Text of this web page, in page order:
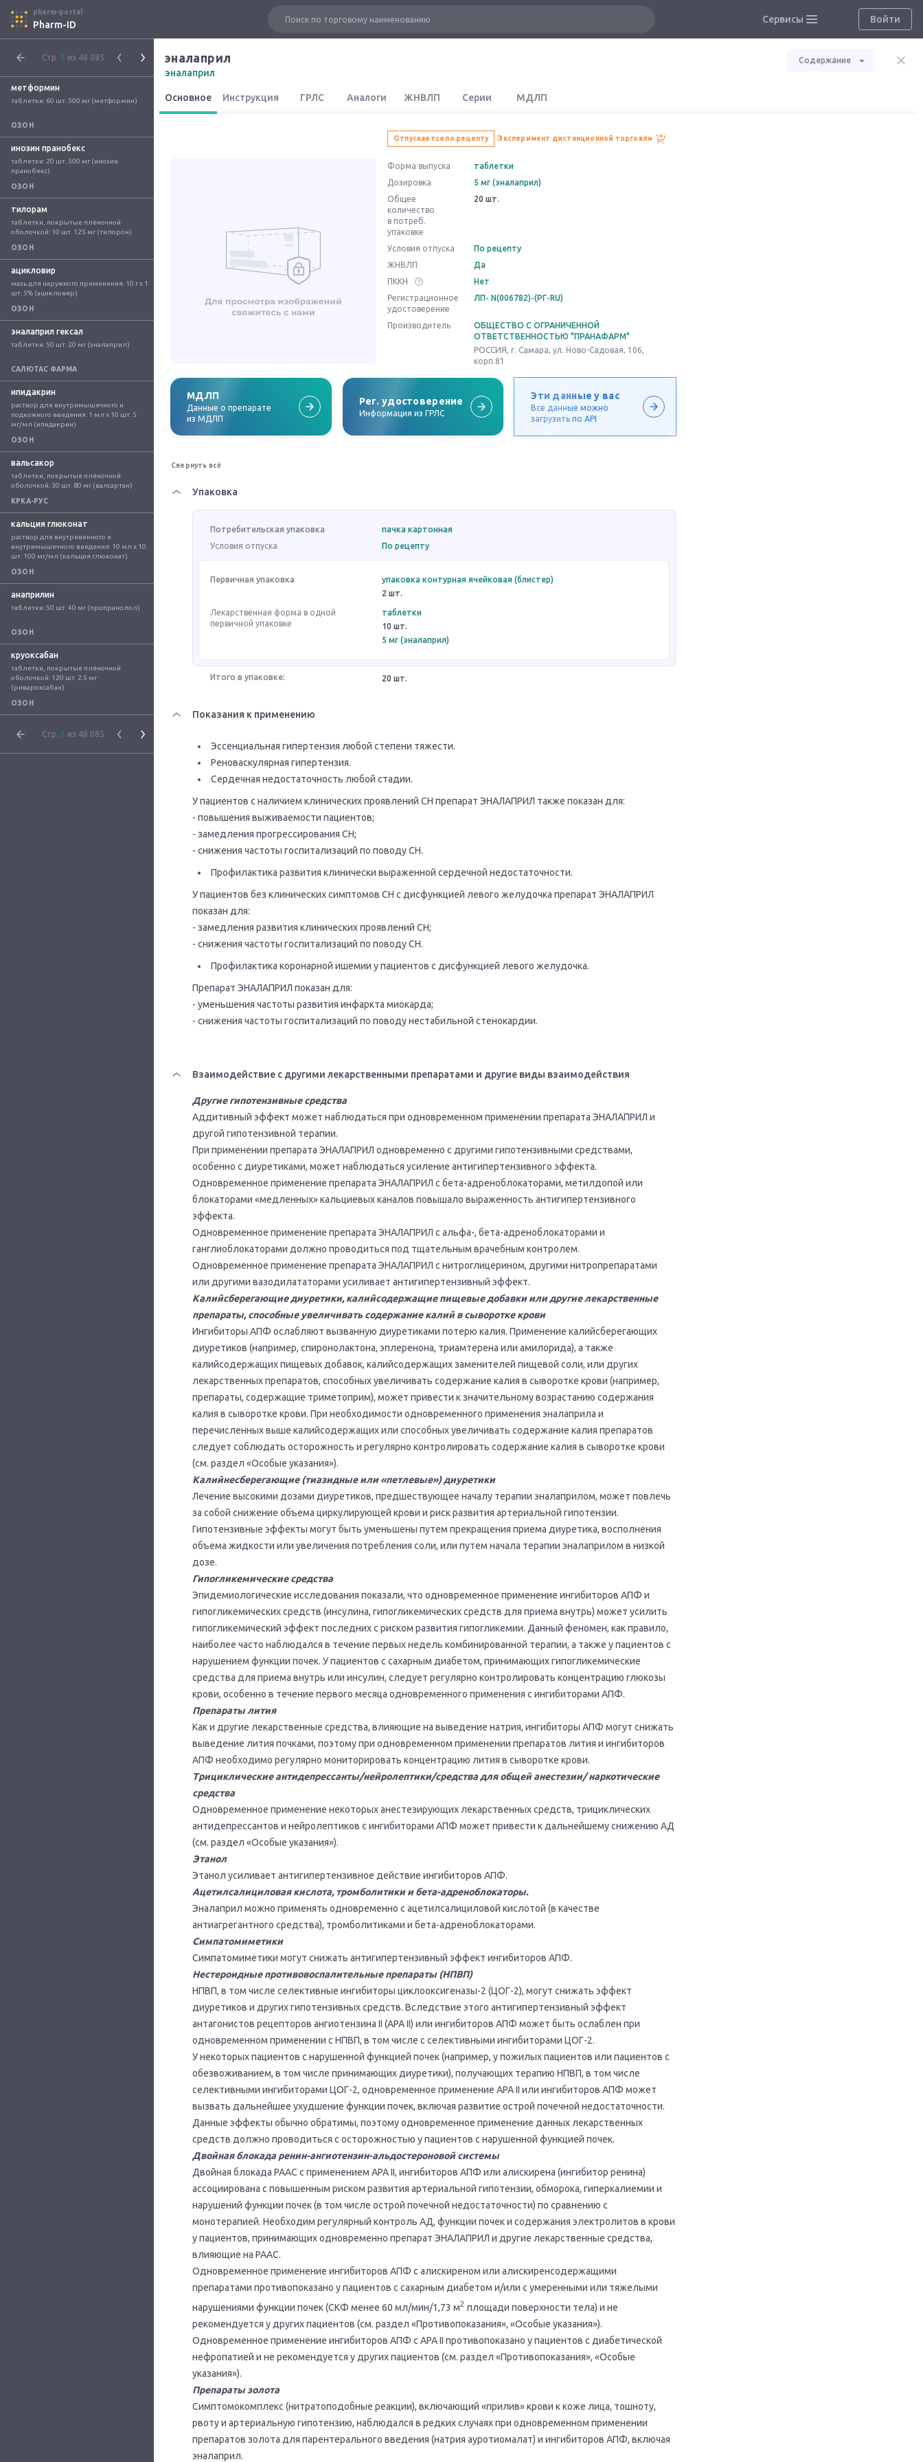
pharm-portal
Pharm-ID Сервисы Войти
Стр. 1 из 48 085
метформин
таблетки: 60 шт. 500 мг (метформин)
ОЗОН
инозин пранобекс
таблетки: 20 шт. 500 мг (инозин
пранобекс)
ОЗОН
тилорам
таблетки, покрытые плёночной
оболочкой: 10 шт. 125 мг (тилорон)
ОЗОН
ацикловир
мазь для наружного применения: 10 г x 1
шт. 5% (ацикловир)
ОЗОН
эналаприл гексал
таблетки: 50 шт. 20 мг (эналаприл)
САЛЮТАС ФАРМА
ипидакрин
раствор для внутримышечного и
подкожного введения: 1 мл x 10 шт. 5
мг/мл (ипидакрин)
ОЗОН
вальсакор
таблетки, покрытые плёночной
оболочкой: 30 шт. 80 мг (валсартан)
КРКА-РУС
кальция глюконат
раствор для внутривенного и
внутримышечного введения: 10 мл x 10
шт. 100 мг/мл (кальция глюконат)
ОЗОН
анаприлин
таблетки: 50 шт. 40 мг (пропранолол)
ОЗОН
круоксабан
таблетки, покрытые плёночной
оболочкой: 120 шт. 2.5 мг
(ривароксабан)
ОЗОН
Стр. 1 из 48 085
эналаприл
эналаприл
Содержание
Основное Инструкция ГРЛС Аналоги ЖНВЛП Серии МДЛП
Отпускается по рецепту Эксперимент дистанционной торговли
Форма выпуска
таблетки
Дозировка
5 мг (эналаприл)
Общее
количество
в потреб.
упаковке
20 шт.
Условия отпуска
По рецепту
ЖНВЛП
Да
ПККН
Нет
Регистрационное
удостоверение
ЛП- N(006782)-(РГ-RU)
Производитель
ОБЩЕСТВО С ОГРАНИЧЕННОЙ
ОТВЕТСТВЕННОСТЬЮ "ПРАНАФАРМ"
РОССИЯ, г. Самара, ул. Ново-Садовая, 106,
корп.81
МДЛП
Данные о препарате
из МДЛП
Рег. удостоверение
Информация из ГРЛС
Эти данные у вас
Все данные можно
загрузить по API
Свернуть всё
Упаковка
Потребительская упаковка
пачка картонная
Условия отпуска
По рецепту
Первичная упаковка
упаковка контурная ячейковая (блистер)
2 шт.
Лекарственная форма в одной
первичной упаковке
таблетки
10 шт.
5 мг (эналаприл)
Итого в упаковке: 20 шт.
Показания к применению
Эссенциальная гипертензия любой степени тяжести.
Реноваскулярная гипертензия.
Сердечная недостаточность любой стадии.
У пациентов с наличием клинических проявлений СН препарат ЭНАЛАПРИЛ также показан для:
- повышения выживаемости пациентов;
- замедления прогрессирования CH;
- снижения частоты госпитализаций по поводу СН.
Профилактика развития клинически выраженной сердечной недостаточности.
У пациентов без клинических симптомов СН с дисфункцией левого желудочка препарат ЭНАЛАПРИЛ
показан для:
- замедления развития клинических проявлений CH;
- снижения частоты госпитализаций по поводу СН.
Профилактика коронарной ишемии у пациентов с дисфункцией левого желудочка.
Препарат ЭНАЛАПРИЛ показан для:
- уменьшения частоты развития инфаркта миокарда;
- снижения частоты госпитализаций по поводу нестабильной стенокардии.
Взаимодействие с другими лекарственными препаратами и другие виды взаимодействия
Другие гипотензивные средства
Аддитивный эффект может наблюдаться при одновременном применении препарата ЭНАЛАПРИЛ и
другой гипотензивной терапии.
При применении препарата ЭНАЛАПРИЛ одновременно с другими гипотензивными средствами,
особенно с диуретиками, может наблюдаться усиление антигипертензивного эффекта.
Одновременное применение препарата ЭНАЛАПРИЛ с бета-адреноблокаторами, метилдопой или
блокаторами «медленных» кальциевых каналов повышало выраженность антигипертензивного
эффекта.
Одновременное применение препарата ЭНАЛАПРИЛ с альфа-, бета-адреноблокаторами и
ганглиоблокаторами должно проводиться под тщательным врачебным контролем.
Одновременное применение препарата ЭНАЛАПРИЛ с нитроглицерином, другими нитропрепаратами
или другими вазодилататорами усиливает антигипертензивный эффект.
Калийсберегающие диуретики, калийсодержащие пищевые добавки или другие лекарственные
препараты, способные увеличивать содержание калий в сыворотке крови
Ингибиторы АПФ ослабляют вызванную диуретиками потерю калия. Применение калийсберегающих
диуретиков (например, спиронолактона, эплеренона, триамтерена или амилорида), а также
калийсодержащих пищевых добавок, калийсодержащих заменителей пищевой соли, или других
лекарственных препаратов, способных увеличивать содержание калия в сыворотке крови (например,
препараты, содержащие триметоприм), может привести к значительному возрастанию содержания
калия в сыворотке крови. При необходимости одновременного применения эналаприла и
перечисленных выше калийсодержащих или способных увеличивать содержание калия препаратов
следует соблюдать осторожность и регулярно контролировать содержание калия в сыворотке крови
(см. раздел «Особые указания»).
Калийнесберегающие (тиазидные или «петлевые») диуретики
Лечение высокими дозами диуретиков, предшествующее началу терапии эналаприлом, может повлечь
за собой снижение объема циркулирующей крови и риск развития артериальной гипотензии.
Гипотензивные эффекты могут быть уменьшены путем прекращения приема диуретика, восполнения
объема жидкости или увеличения потребления соли, или путем начала терапии эналаприлом в низкой
дозе.
Гипогликемические средства
Эпидемиологические исследования показали, что одновременное применение ингибиторов АПФ и
гипогликемических средств (инсулина, гипогликемических средств для приема внутрь) может усилить
гипогликемический эффект последних с риском развития гипогликемии. Данный феномен, как правило,
наиболее часто наблюдался в течение первых недель комбинированной терапии, а также у пациентов с
нарушением функции почек. У пациентов с сахарным диабетом, принимающих гипогликемические
средства для приема внутрь или инсулин, следует регулярно контролировать концентрацию глюкозы
крови, особенно в течение первого месяца одновременного применения с ингибиторами АПФ.
Препараты лития
Как и другие лекарственные средства, влияющие на выведение натрия, ингибиторы АПФ могут снижать
выведение лития почками, поэтому при одновременном применении препаратов лития и ингибиторов
АПФ необходимо регулярно мониторировать концентрацию лития в сыворотке крови.
Трициклические антидепрессанты/нейролептики/средства для общей анестезии/ наркотические
средства
Одновременное применение некоторых анестезирующих лекарственных средств, трициклических
антидепрессантов и нейролептиков с ингибиторами АПФ может привести к дальнейшему снижению АД
(см. раздел «Особые указания»).
Этанол
Этанол усиливает антигипертензивное действие ингибиторов АПФ.
Ацетилсалициловая кислота, тромболитики и бета-адреноблокаторы.
Эналаприл можно применять одновременно с ацетилсалициловой кислотой (в качестве
антиагрегантного средства), тромболитиками и бета-адреноблокаторами.
Симпатомиметики
Симпатомиметики могут снижать антигипертензивный эффект ингибиторов АПФ.
Нестероидные противовоспалительные препараты (НПВП)
НПВП, в том числе селективные ингибиторы циклооксигеназы-2 (ЦОГ-2), могут снижать эффект
диуретиков и других гипотензивных средств. Вследствие этого антигипертензивный эффект
антагонистов рецепторов ангиотензина II (APA II) или ингибиторов АПФ может быть ослаблен при
одновременном применении с НПВП, в том числе с селективными ингибиторами ЦОГ-2.
У некоторых пациентов с нарушенной функцией почек (например, у пожилых пациентов или пациентов с
обезвоживанием, в том числе принимающих диуретики), получающих терапию НПВП, в том числе
селективными ингибиторами ЦОГ-2, одновременное применение APA II или ингибиторов АПФ может
вызвать дальнейшее ухудшение функции почек, включая развитие острой почечной недостаточности.
Данные эффекты обычно обратимы, поэтому одновременное применение данных лекарственных
средств должно проводиться с осторожностью у пациентов с нарушенной функцией почек.
Двойная блокада ренин-ангиотензин-альдостероновой системы
Двойная блокада PAAC с применением APA II, ингибиторов АПФ или алискирена (ингибитор ренина)
ассоциирована с повышенным риском развития артериальной гипотензии, обморока, гиперкалиемии и
нарушений функции почек (в том числе острой почечной недостаточности) по сравнению с
монотерапией. Необходим регулярный контроль АД, функции почек и содержания электролитов в крови
у пациентов, принимающих одновременно препарат ЭНАЛАПРИЛ и другие лекарственные средства,
влияющие на PAAC.
Одновременное применение ингибиторов АПФ с алискиреном или алискиренсодержащими
препаратами противопоказано у пациентов с сахарным диабетом и/или с умеренными или тяжелыми
нарушениями функции почек (СКФ менее 60 мл/мин/1,73 м2 площади поверхности тела) и не
рекомендуется у других пациентов (см. раздел «Противопоказания», «Особые указания»).
Одновременное применение ингибиторов АПФ с АРА II противопоказано у пациентов с диабетической
нефропатией и не рекомендуется у других пациентов (см. раздел «Противопоказания», «Особые
указания»).
Препараты золота
Симптомокомплекс (нитратоподобные реакции), включающий «прилив» крови к коже лица, тошноту,
рвоту и артериальную гипотензию, наблюдался в редких случаях при одновременном применении
препаратов золота для парентерального введения (натрия ауротиомалат) и ингибиторов АПФ, включая
эналаприл.